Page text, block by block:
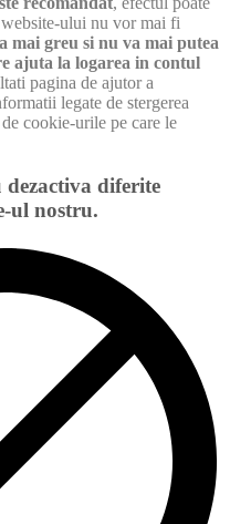
ului nu vor mai fi
mai greu si nu va mai putea
ajuta la logarea in contul
pagina de ajutor a
legate de stergerea
cookie-urile pe care le
diferite
ul nostru.